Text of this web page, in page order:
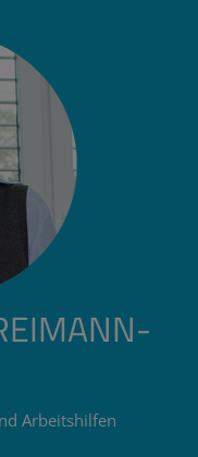
Arbeitshilfen